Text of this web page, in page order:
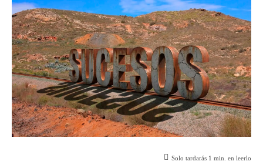
Solo tardarás 1 min. en leerlo